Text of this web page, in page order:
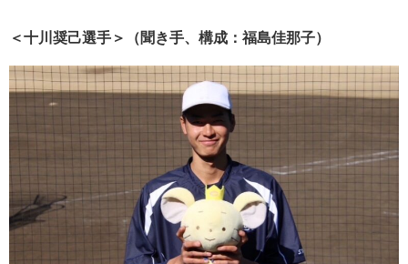
＜十川奨己選手＞（聞き手、構成：福島佳那子）